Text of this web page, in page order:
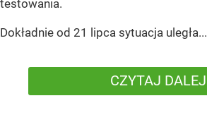
testowania.
Dokładnie od 21 lipca sytuacja uległa...
CZYTAJ DALEJ